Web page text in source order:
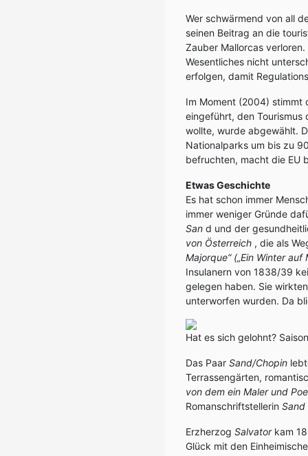
Wer schwärmend von all
seinen Beitrag an die
Zauber Mallorcas
Wesentliches nicht
erfolgen, damit
Im Moment (2004) stimmt
eingeführt, den
wollte, wurde abgewählt.
Nationalparks um bis zu
befruchten, macht die EU
Etwas Geschichte
Es hat schon immer
immer weniger Gründe
San d und der
von Österreich , die als
Majorque“ („Ein Winter auf
Insulanern von 1838/39
gelegen haben. Sie
unterworfen wurden. Da
Hat es sich gelohnt?
Das Paar Sand/Chopin
Terrassengärten,
von dem ein Maler und
Romanschriftstellerin Sand
Erzherzog Salvator kam
Glück mit den